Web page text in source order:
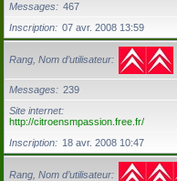
Messages
467
Inscription
07 avr. 2008 13:59
Rang, Nom d’utilisateur
Messages
239
Site internet
http://citroensmpassion.free.fr/
Inscription
18 avr. 2008 10:47
Rang, Nom d’utilisateur